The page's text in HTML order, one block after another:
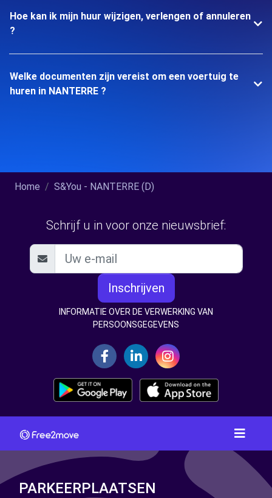
Hoe kan ik mijn huur wijzigen, verlengen of annuleren
?
Welke documenten zijn vereist om een voertuig te
huren in NANTERRE ?
Home S&You - NANTERRE (D)
Schrijf u in voor onze nieuwsbrief:
Inschrijven
INFORMATIE OVER DE VERWERKING VAN
PERSOONSGEGEVENS
PARKEERPLAATSEN